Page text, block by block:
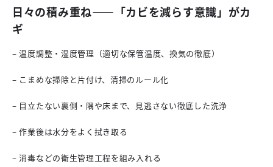
日々の積み重ね——「カビを減らす意識」がカ
ギ
– 温度調整・湿度管理（適切な保管温度、換気の徹底）
– こまめな掃除と片付け、清掃のルール化
– 目立たない裏側・隅や床まで、見逃さない徹底した洗浄
– 作業後は水分をよく拭き取る
– 消毒などの衛生管理工程を組み入れる